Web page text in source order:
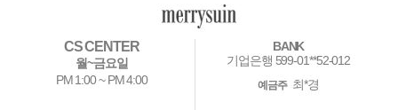
CS CENTER
월~금요일
PM 1:00 ~ PM 4:00
BANK
기업은행 599-01**52-012
예금주최*경